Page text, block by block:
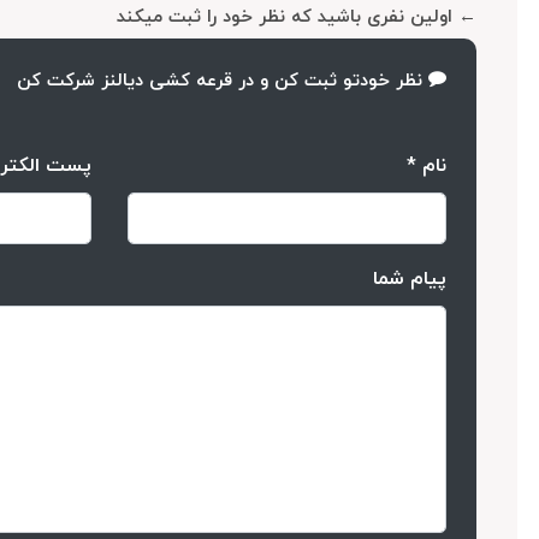
← اولین نفری باشید که نظر خود را ثبت میکند
نظر خودتو ثبت کن و در قرعه کشی دیالنز شرکت کن
نام * پست
پیام شما